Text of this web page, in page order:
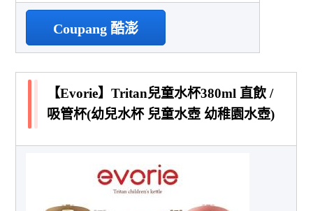
Coupang 酷澎
【Evorie】Tritan兒童水杯380ml 直飲 /
吸管杯(幼兒水杯 兒童水壺 幼稚園水壺)